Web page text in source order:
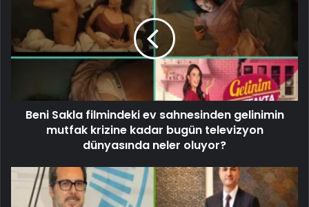
Beni Sakla filmindeki ev sahnesinden gelinimin
mutfak krizine kadar bugün televizyon
dünyasında neler oluyor?